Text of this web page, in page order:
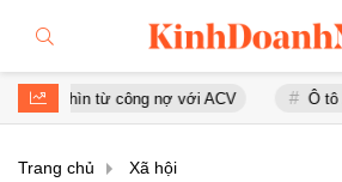
từ công nợ với ACV Ô tô Á Châu:
Trang chủ Xã hội